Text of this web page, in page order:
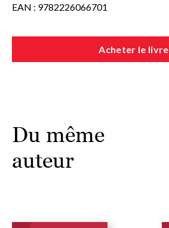
EAN : 9782226066701
Acheter le livre
Du même
auteur